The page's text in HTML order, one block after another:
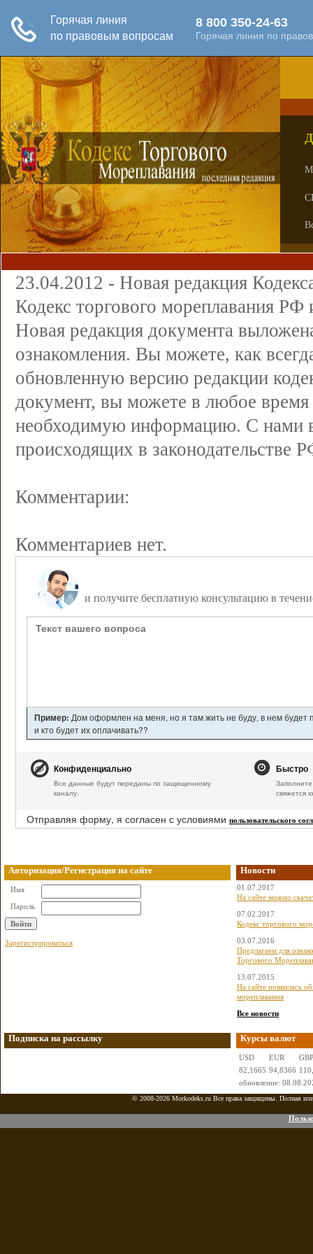
23.04.2012 - Новая редакция
Кодекс торгового мореплавания
Новая редакция документа
ознакомления. Вы можете, как
обновленную версию редакции
документ, вы можете в любое
необходимую информацию. С нами
происходящих в законодательстве
Комментарии:
Комментариев нет.
и получите бесплатную консультацию в
Пример: Дом оформлен на меня, но я там жить не буду, в нем будет
и кто будет их оплачивать??
Конфиденциально
Все данные будут переданы по защищенному
каналу.
Быстро
свяжется
Отправляя форму, я согласен с условиями пользовательского
Авторизация/Регистрация на сайте
Имя
Пароль
Зарегистрироваться
Новости
01.07.2017
На сайте можно
07.02.2017
Кодекс торгового
03.07.2016
Предлагаем для
Торгового
13.07.2015
На сайте появилась
мореплавания
Все новости
Подписка на рассылку Курсы валют
USD EUR
GBP
82,1665 94,8366
обновление:
© 2008-2026 Morkodeks.ru Все права защищены. Полная или